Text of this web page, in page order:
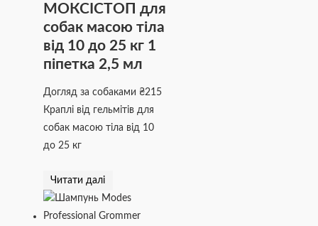
МОКСІСТОП для
собак масою тіла
від 10 до 25 кг 1
піпетка 2,5 мл
Догляд за собаками₴215
Краплі від гельмітів для
собак масою тіла від 10
до 25 кг
Читати далі